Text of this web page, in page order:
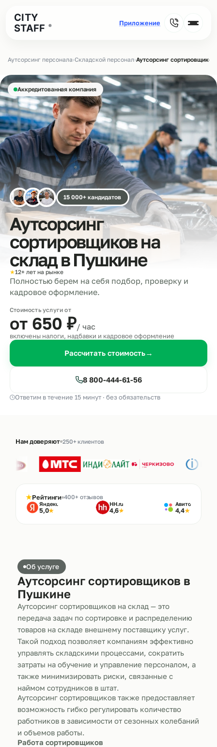
CITY
STAFF
®
Аутсорсинг персонала›Складской персонал›Аутсорсинг сортировщиков
Аккредитованная компания
15 000+ кандидатов
Аутсорсинг
сортировщиков на
склад вПушкине
★12+ лет на рынке
Полностью берем на себя подбор, проверку и
кадровое оформление.
Стоимость услуги от
от 650 ₽/ час
включены налоги, надбавки и кадровое оформление
Рассчитать стоимость→
8 800-444-61-56
Ответим в течение 15 минут · без обязательств
Нам доверяют 250+ клиентов
★Рейтинги 400+ отзывов
Яндекс
5,0★
HH.ru
4,6★
Авито
4,4★
Об услуге
Аутсорсинг сортировщиков в
Пушкине
Аутсорсинг сортировщиков на склад — это
передача задач по сортировке и распределению
товаров на складе внешнему поставщику услуг.
Такой подход позволяет компаниям эффективно
управлять складскими процессами, сократить
затраты на обучение и управление персоналом, а
также минимизировать риски, связанные с
наймом сотрудников в штат.
Аутсорсинг сортировщиков также предоставляет
возможность гибко регулировать количество
работников в зависимости от сезонных колебаний
и объемов работы.
Работа сортировщиков